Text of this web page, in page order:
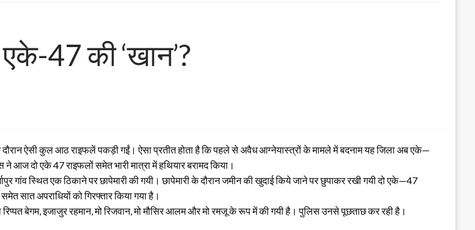
47 की ‘खान’?
ऐसी कुल आठ राइफलें पकड़ी गईं। ऐसा प्रतीत होता है कि पहले से अवैध आग्नेयास्त्रों के मामले में बदनाम यह जिला अब एके—
आज दो एके 47 राइफलों समेत भारी मात्रा में हथियार बरामद किया।
गांव स्थित एक ठिकाने पर छापेमारी की गयी। छापेमारी के दौरान जमीन की खुदाई किये जाने पर छुपाकर रखी गयी दो एके—47
सात अपराधियों को गिरफ्तार किया गया है।
बेगम, इजाजुर रहमान, मो रिजवान, मो मौसिर आलम और मो रमजू के रूप में की गयी है। पुलिस उनसे पूछताछ कर रही है।